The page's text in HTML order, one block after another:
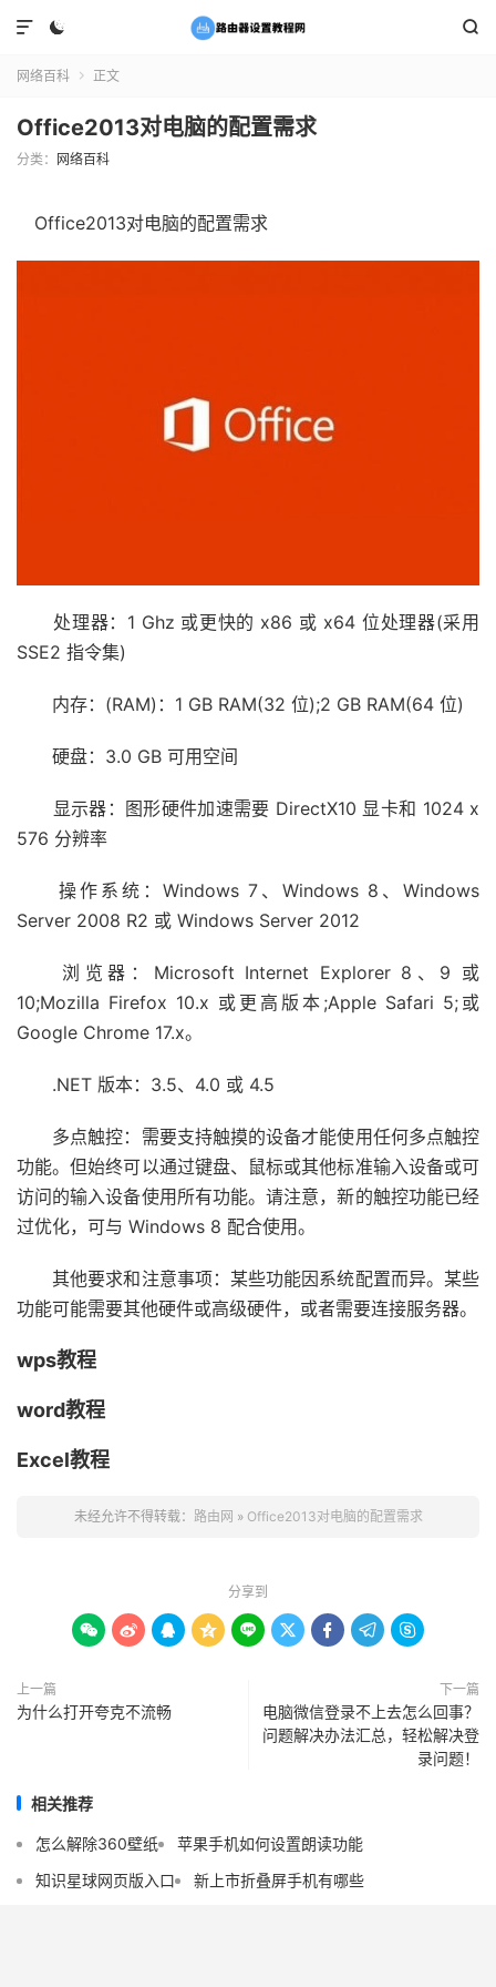
 

网络百科  正文
Office2013对电脑的配置需求
分类： 网络百科
Office2013对电脑的配置需求
处理器：1 Ghz 或更快的 x86 或 x64 位处理器(采用
SSE2 指令集)
内存：(RAM)：1 GB RAM(32 位);2 GB RAM(64 位)
硬盘：3.0 GB 可用空间
显示器：图形硬件加速需要 DirectX10 显卡和 1024 x
576 分辨率
操作系统：Windows 7、Windows 8、Windows
Server 2008 R2 或 Windows Server 2012
浏览器：Microsoft Internet Explorer 8、9 或
10;Mozilla Firefox 10.x 或更高版本;Apple Safari 5;或
Google Chrome 17.x。
.NET 版本：3.5、4.0 或 4.5
多点触控：需要支持触摸的设备才能使用任何多点触控
功能。但始终可以通过键盘、鼠标或其他标准输入设备或可
访问的输入设备使用所有功能。请注意，新的触控功能已经
过优化，可与 Windows 8 配合使用。
其他要求和注意事项：某些功能因系统配置而异。某些
功能可能需要其他硬件或高级硬件，或者需要连接服务器。
wps教程
word教程
Excel教程
未经允许不得转载： 路由网 » Office2013对电脑的配置需求
分享到
        
上一篇
为什么打开夸克不流畅
下一篇
电脑微信登录不上去怎么回事？
问题解决办法汇总，轻松解决登
录问题！
相关推荐
怎么解除360壁纸
苹果手机如何设置朗读功能
知识星球网页版入口
新上市折叠屏手机有哪些